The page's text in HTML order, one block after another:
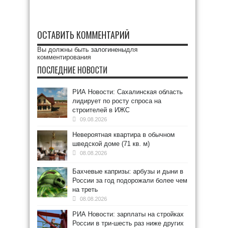
ОСТАВИТЬ КОММЕНТАРИЙ
Вы должны быть залогиненыдля
комментирования
ПОСЛЕДНИЕ НОВОСТИ
РИА Новости: Сахалинская область
лидирует по росту спроса на
строителей в ИЖС
09.08.2026
Невероятная квартира в обычном
шведской доме (71 кв. м)
08.08.2026
Бахчевые капризы: арбузы и дыни в
России за год подорожали более чем
на треть
08.08.2026
РИА Новости: зарплаты на стройках
России в три-шесть раз ниже других